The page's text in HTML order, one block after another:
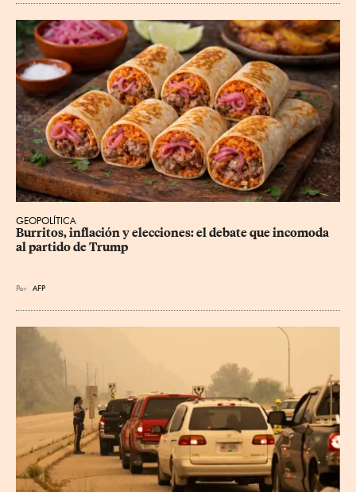
GEOPOLÍTICA
Burritos, inflación y elecciones: el debate que incomoda
al partido de Trump
Por AFP